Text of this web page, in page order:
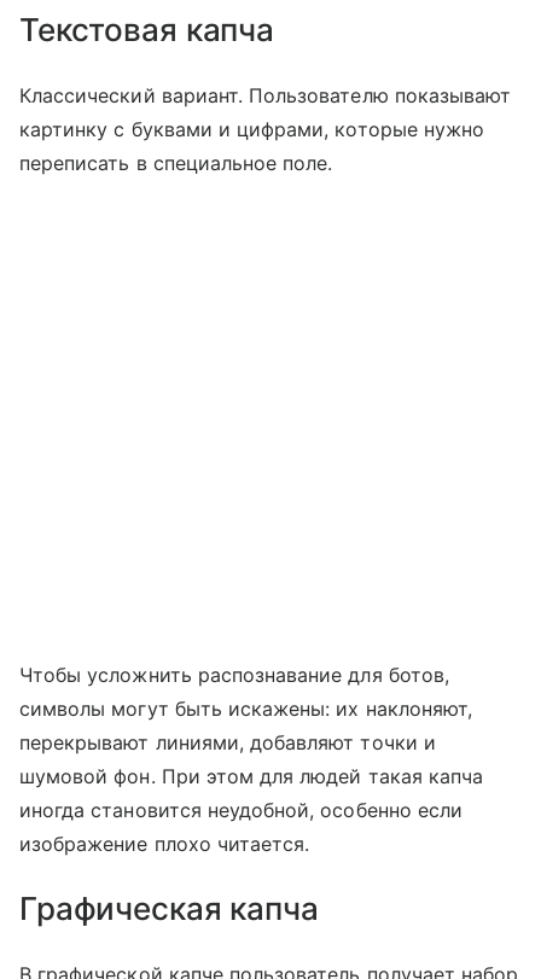
Текстовая капча
Классический вариант. Пользователю показывают
картинку с буквами и цифрами, которые нужно
переписать в специальное поле.
Чтобы усложнить распознавание для ботов,
символы могут быть искажены: их наклоняют,
перекрывают линиями, добавляют точки и
шумовой фон. При этом для людей такая капча
иногда становится неудобной, особенно если
изображение плохо читается.
Графическая капча